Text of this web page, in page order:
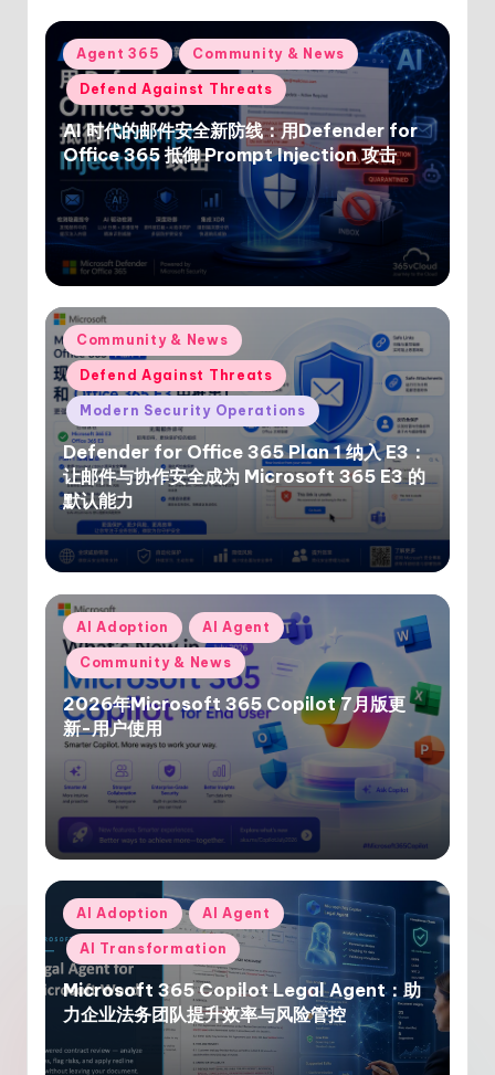
Posted
in
Agent 365 Community & News
Defend Against Threats
AI 时代的邮件安全新防线：用Defender for
Office 365 抵御 Prompt Injection 攻击
Posted
in
Community & News
Defend Against Threats
Modern Security Operations
Defender for Office 365 Plan 1 纳入 E3：
让邮件与协作安全成为 Microsoft 365 E3 的
默认能力
Posted
in
AI Adoption AI Agent
Community & News
2026年Microsoft 365 Copilot 7月版更
新-用户使用
Posted
in
AI Adoption AI Agent
AI Transformation
Microsoft 365 Copilot Legal Agent：助
力企业法务团队提升效率与风险管控